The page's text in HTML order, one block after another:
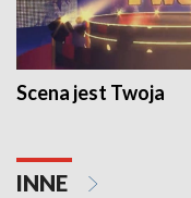
Scena jest Twoja
INNE